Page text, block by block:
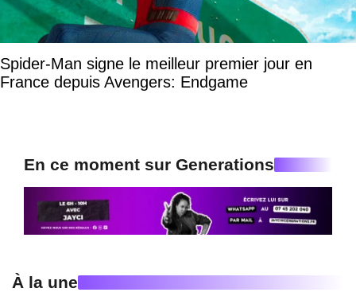
Spider-Man signe le meilleur premier jour en
France depuis Avengers: Endgame
En ce moment sur Generations
À la une